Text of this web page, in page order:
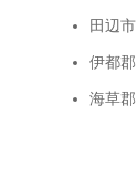
田辺市
伊都郡
海草郡